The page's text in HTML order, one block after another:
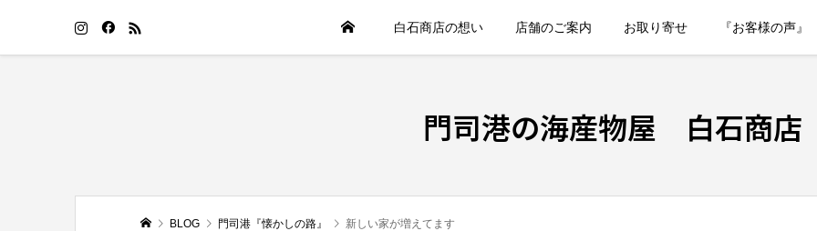
白石商店の想い 店舗のご案内 お取り寄せ 『お客様の声』
門司港の海産物屋 白石商店
BLOG 門司港『懐かしの路』 新しい家が増えてます